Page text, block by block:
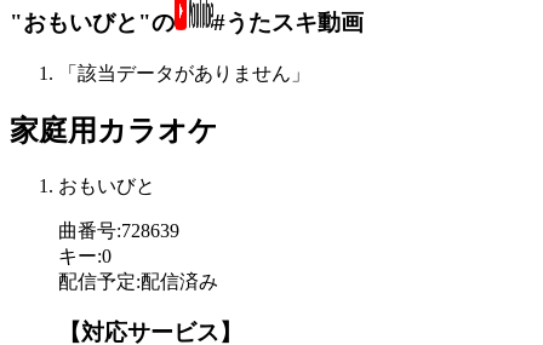
"おもいびと"の #うたスキ動画
「該当データがありません」
家庭用カラオケ
おもいびと
曲番号:728639
キー:0
配信予定:配信済み
【対応サービス】